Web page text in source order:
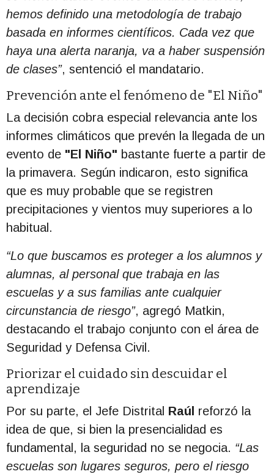
hemos definido una metodología de trabajo
basada en informes científicos. Cada vez que
haya una alerta naranja, va a haber suspensión
de clases”, sentenció el mandatario.
Prevención ante el fenómeno de "El Niño"
La decisión cobra especial relevancia ante los
informes climáticos que prevén la llegada de un
evento de "El Niño" bastante fuerte a partir de
la primavera. Según indicaron, esto significa
que es muy probable que se registren
precipitaciones y vientos muy superiores a lo
habitual.
“Lo que buscamos es proteger a los alumnos y
alumnas, al personal que trabaja en las
escuelas y a sus familias ante cualquier
circunstancia de riesgo”, agregó Matkin,
destacando el trabajo conjunto con el área de
Seguridad y Defensa Civil.
Priorizar el cuidado sin descuidar el
aprendizaje
Por su parte, el Jefe Distrital Raúl reforzó la
idea de que, si bien la presencialidad es
fundamental, la seguridad no se negocia. “Las
escuelas son lugares seguros, pero el riesgo